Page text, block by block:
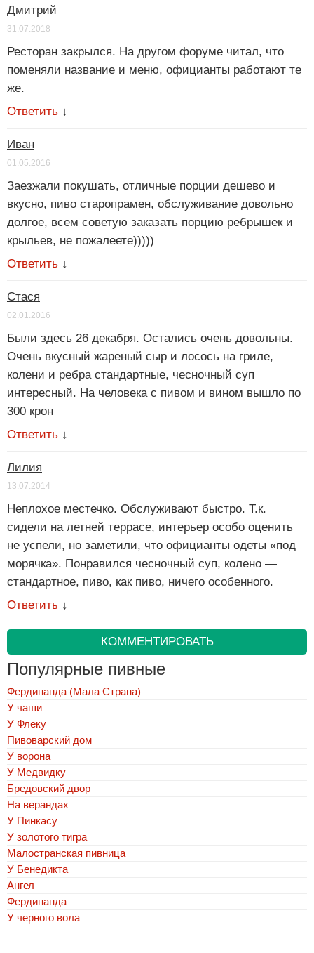
Дмитрий
31.07.2018
Ресторан закрылся. На другом форуме читал, что
поменяли название и меню, официанты работают те
же.
Ответить ↓
Иван
01.05.2016
Заезжали покушать, отличные порции дешево и
вкусно, пиво старопрамен, обслуживание довольно
долгое, всем советую заказать порцию ребрышек и
крыльев, не пожалеете)))))
Ответить ↓
Стася
02.01.2016
Были здесь 26 декабря. Остались очень довольны.
Очень вкусный жареный сыр и лосось на гриле,
колени и ребра стандартные, чесночный суп
интересный. На человека с пивом и вином вышло по
300 крон
Ответить ↓
Лилия
13.07.2014
Неплохое местечко. Обслуживают быстро. Т.к.
сидели на летней террасе, интерьер особо оценить
не успели, но заметили, что официанты одеты «под
морячка». Понравился чесночный суп, колено —
стандартное, пиво, как пиво, ничего особенного.
Ответить ↓
КОММЕНТИРОВАТЬ
Популярные пивные
Фердинанда (Мала Страна)
У чаши
У Флеку
Пивоварский дом
У ворона
У Медвидку
Бредовский двор
На верандах
У Пинкасу
У золотого тигра
Малостранская пивница
У Бенедикта
Ангел
Фердинанда
У черного вола